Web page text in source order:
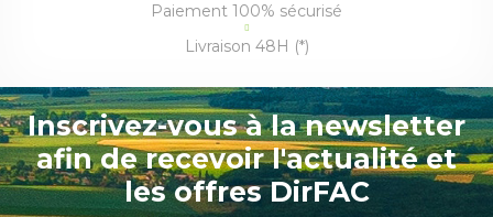
Paiement 100% sécurisé
Livraison 48H (*)
Inscrivez-vous à la newsletter
afin de recevoir l'actualité et
les offres DirFAC